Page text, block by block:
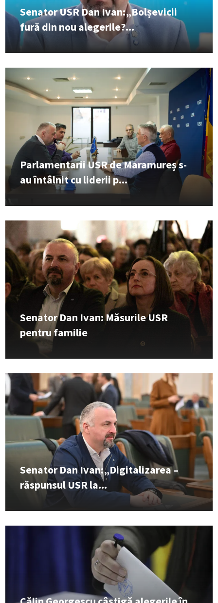
Senator USR Dan Ivan:„Bolșevicii
fură din nou alegerile?...
Parlamentarii USR de Maramureș s-
au întâlnit cu liderii p...
Senator Dan Ivan: Măsurile USR
pentru familie
Senator Dan Ivan:„Digitalizarea –
răspunsul USR la...